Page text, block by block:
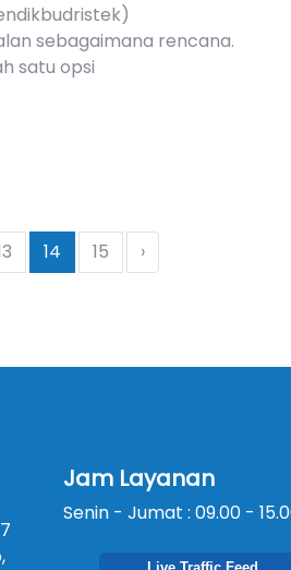
sebagaimana rencana.
satu opsi
14 15 ›
Jam Layanan
Senin - Jumat : 09.00 -